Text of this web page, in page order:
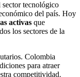
sector tecnológico
del país. Hoy
activas que
los sectores de la
Colombia
para atraer
competitividad.